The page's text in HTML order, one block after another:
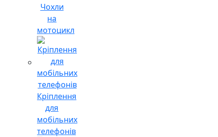
Чохли
на
мотоцикл
Кріплення
для
мобільних
телефонів